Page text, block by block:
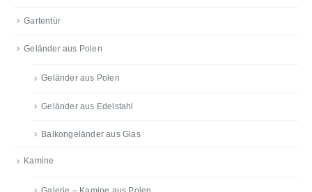
Gartentür
Geländer aus Polen
Geländer aus Polen
Geländer aus Edelstahl
Balkongeländer aus Glas
Kamine